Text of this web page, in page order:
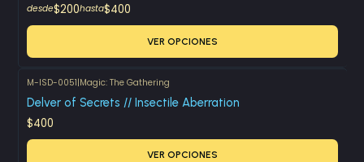
desde$200hasta$400
VER OPCIONES
M-ISD-0051|Magic: The Gathering
Delver of Secrets // Insectile Aberration
$400
VER OPCIONES